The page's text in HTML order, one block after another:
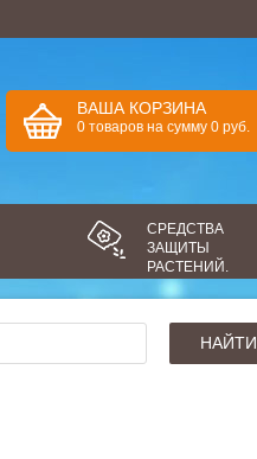
ВАША КОРЗИНА
0 товаров на сумму 0 руб.
СРЕДСТВА
ЗАЩИТЫ
РАСТЕНИЙ.
НАЙТИ